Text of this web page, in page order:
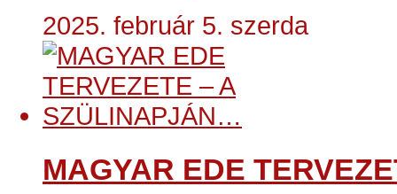
2025. február 5. szerda
MAGYAR EDE